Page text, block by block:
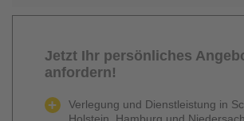
Jetzt Ihr persönliches
anfordern!
Verlegung und Dienstleistung in